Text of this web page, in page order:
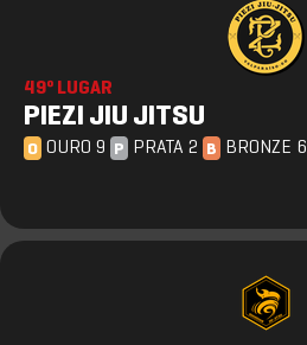
49º LUGAR
PIEZI JIU JITSU
O OURO 9 P PRATA 2 B BRONZE 6